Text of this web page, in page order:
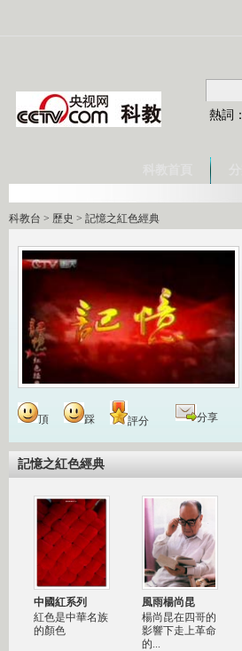
熱詞：
科教台 > 歷史 > 記憶之紅色經典
頂 踩 評分 分享
記憶之紅色經典
中國紅系列
紅色是中華名族
的顏色
風雨楊尚昆
楊尚昆在四哥的
影響下走上革命
的...